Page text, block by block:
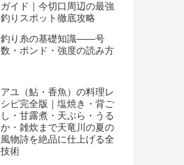
ガイド｜今切口周辺の最強
釣りスポット徹底攻略
釣り糸の基礎知識——号
数・ポンド・強度の読み方
アユ（鮎・香魚）の料理レ
シピ完全版｜塩焼き・背ご
し・甘露煮・天ぷら・うる
か・雑炊まで天竜川の夏の
風物詩を絶品に仕上げる全
技術